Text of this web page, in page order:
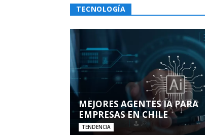
TECNOLOGÍA
MEJORES AGENTES IA PARA
EMPRESAS EN CHILE
TENDENCIA